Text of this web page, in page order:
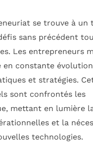
se trouve à
sans précédent
Les entrepreneurs
en constante
et stratégies.
sont confrontés les
mettant en lumière
et la
technologies.